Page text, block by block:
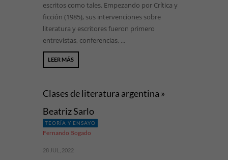
escritos como tales. Empezando por Crítica y
ficción (1985), sus intervenciones sobre
literatura y escritores fueron primero
entrevistas, conferencias, ...
LEER MÁS
Clases de literatura argentina »
Beatriz Sarlo
TEORÍA Y ENSAYO
Fernando Bogado
28 JUL, 2022